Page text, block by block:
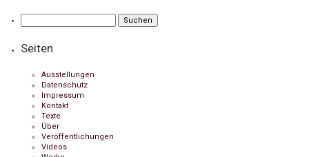
nach:
Seiten
Ausstellungen
Datenschutz
Impressum
Kontakt
Texte
Über
Veröffentlichungen
Videos